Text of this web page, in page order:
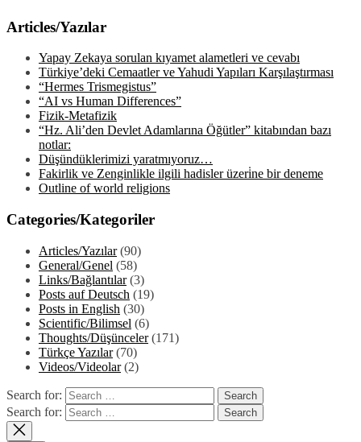
Articles/Yazılar
Yapay Zekaya sorulan kıyamet alametleri ve cevabı
Türkiye’deki Cemaatler ve Yahudi Yapıları Karşılaştırması
“Hermes Trismegistus”
“AI vs Human Differences”
Fizik-Metafizik
“Hz. Ali’den Devlet Adamlarına Öğütler” kitabından bazı
notlar:
Düşündüklerimizi yaratmıyoruz…
Fakirlik ve Zenginlikle ilgili hadisler üzeri̇ne bir deneme
Outline of world religions
Categories/Kategoriler
Articles/Yazılar(90)
General/Genel (58)
Links/Bağlantılar(3)
Posts auf Deutsch (19)
Posts in English (30)
Scientific/Bilimsel (6)
Thoughts/Düşünceler(171)
Türkçe Yazılar(70)
Videos/Videolar(2)
Search for:
Search for: